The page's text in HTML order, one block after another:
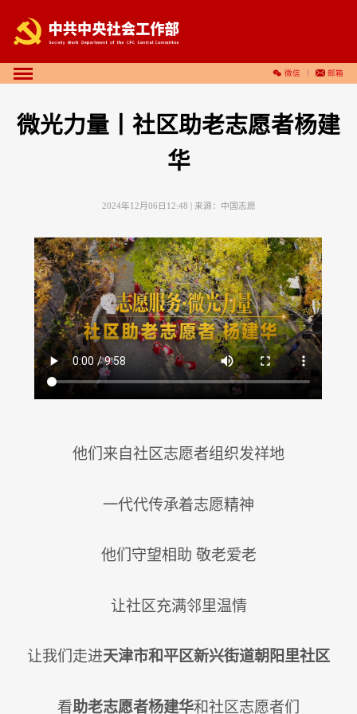
微信 邮箱
微光力量丨社区助老志愿者杨建
华
2024年12月06日12:48 | 来源： 中国志愿
他们来自社区志愿者组织发祥地
一代代传承着志愿精神
他们守望相助 敬老爱老
让社区充满邻里温情
让我们走进天津市和平区新兴街道朝阳里社区
看助老志愿者杨建华和社区志愿者们